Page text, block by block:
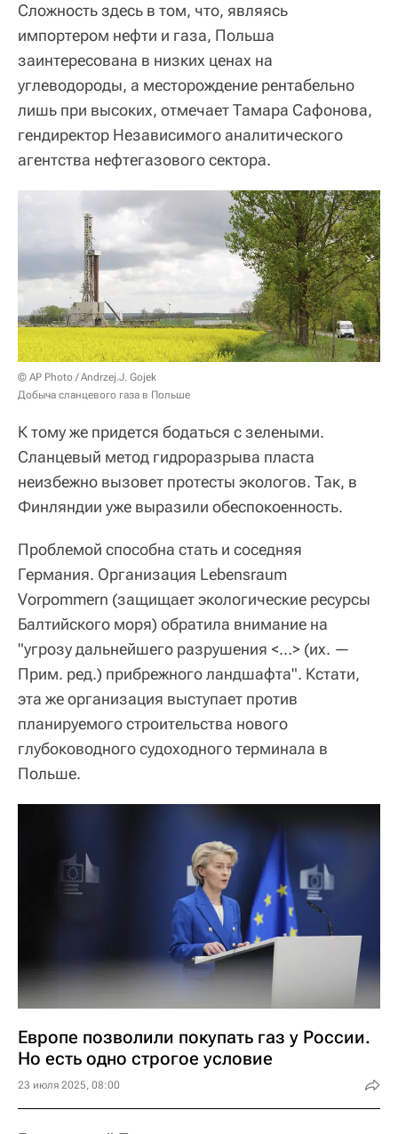
Сложность здесь в том, что, являясь
импортером нефти и газа, Польша
заинтересована в низких ценах на
углеводороды, а месторождение рентабельно
лишь при высоких, отмечает Тамара Сафонова,
гендиректор Независимого аналитического
агентства нефтегазового сектора.
© AP Photo / Andrzej.J. Gojek
Добыча сланцевого газа в Польше
К тому же придется бодаться с зелеными.
Сланцевый метод гидроразрыва пласта
неизбежно вызовет протесты экологов. Так, в
Финляндии уже выразили обеспокоенность.
Проблемой способна стать и соседняя
Германия. Организация Lebensraum
Vorpommern (защищает экологические ресурсы
Балтийского моря) обратила внимание на
"угрозу дальнейшего разрушения <...> (их. —
Прим. ред.) прибрежного ландшафта". Кстати,
эта же организация выступает против
планируемого строительства нового
глубоководного судоходного терминала в
Польше.
Европе позволили покупать газ у России.
Но есть одно строгое условие
23 июля 2025, 08:00